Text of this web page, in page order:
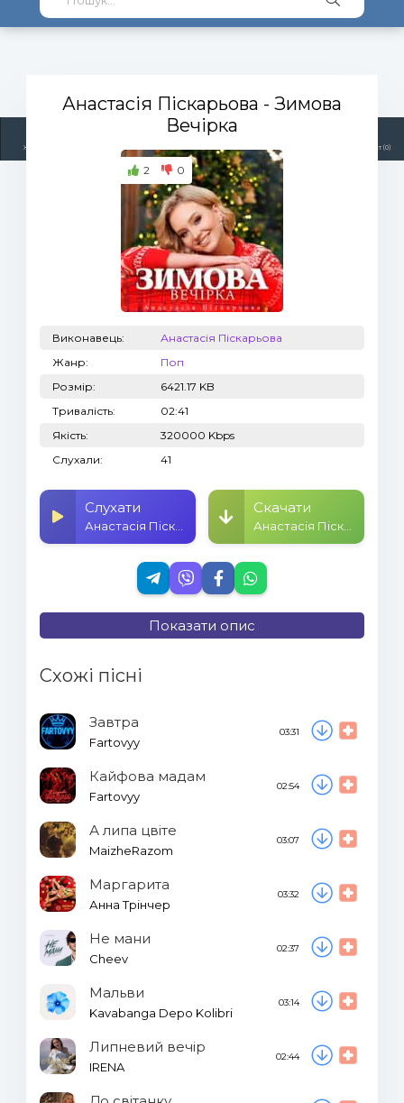
Жанри Плейлист (0)
Анастасія Піскарьова - Зимова
Вечірка
2 0
Виконавець:
Анастасія Піскарьова
Жанр:
Поп
Розмір:
6421.17 KB
Тривалість:
02:41
Якість:
320000 Kbps
Слухали:
41
Слухати Скачати
Показати опис
Схожі пісні
Завтра
Fartovyy
03:31
Кайфова мадам
Fartovyy
02:54
А липа цвіте
MaizheRazom
03:07
Маргарита
Анна Трінчер
03:32
Не мани
Cheev
02:37
Мальви
Kavabanga Depo Kolibri
03:14
Липневий вечір
IRENA
02:44